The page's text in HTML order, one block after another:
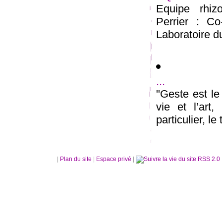
Equipe
Perrier :
Laboratoire
...
"Geste est
vie et l’art,
particulier, le
Plan du site Espace privé RSS 2.0